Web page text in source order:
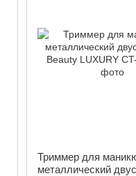
Триммер для
металлический